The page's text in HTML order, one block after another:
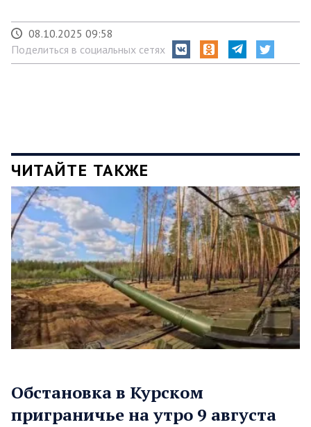
08.10.2025 09:58
Поделиться в социальных сетях
ЧИТАЙТЕ ТАКЖЕ
Обстановка в Курском
приграничье на утро 9 августа